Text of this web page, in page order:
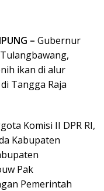
– Gubernur
ikan di alur
Tangga Raja
Komisi II DPR RI,
Kabupaten
Pak
Pemerintah